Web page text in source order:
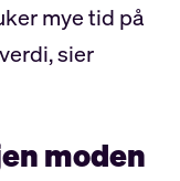
mye tid på
sier
moden